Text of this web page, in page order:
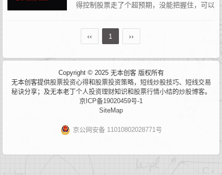
得控制股票走了个超预期，没能把握住，可以
但是我没排板，因为昨晚压根没放在自选股票池里...
‹‹
1 ››
Copyright © 2025 无本创客 版权所有
无本创客提供股票投资心得和 股票投资策略， 短线炒股技巧、 短线交易
秘诀分享；及无本老丁个人投资理财知识和 股票行情小结的炒股博客。
京ICP备19020459号-1
SiteMap
京公网安备 11010802028771号